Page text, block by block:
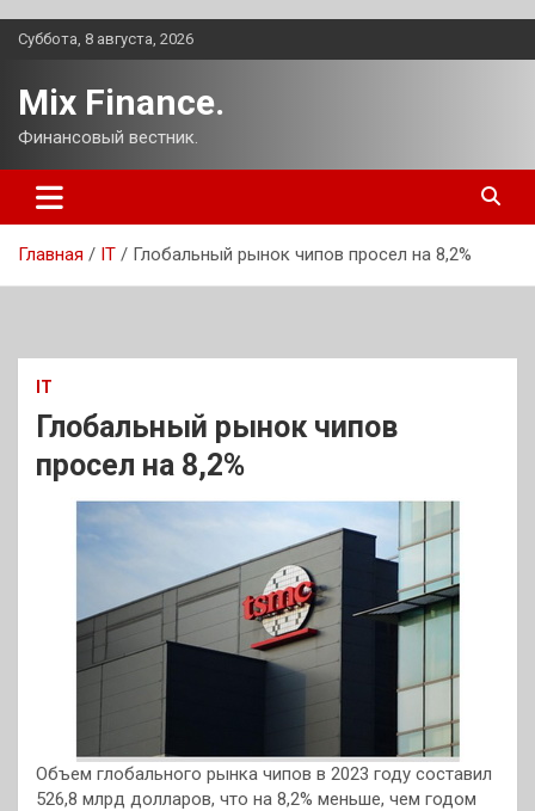
Перейти
Суббота, 8 августа, 2026
Mix Finance.
Финансовый вестник.
Главная IT Глобальный рынок чипов просел на 8,2%
IT
Глобальный рынок чипов
просел на 8,2%
Объем глобального рынка чипов в 2023 году составил
526,8 млрд долларов, что на 8,2% меньше, чем годом